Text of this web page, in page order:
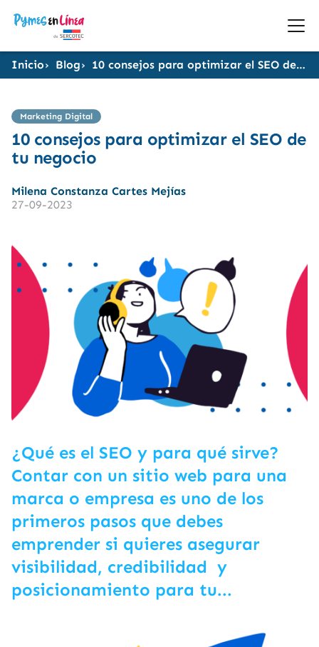
Inicio Blog 10 consejos para optimizar el SEO de tu negocio
Marketing Digital
10 consejos para optimizar el SEO de
tu negocio
Milena Constanza Cartes Mejías
27-09-2023
¿Qué es el SEO y para qué sirve?
Contar con un sitio web para una
marca o empresa es uno de los
primeros pasos que debes
emprender si quieres asegurar
visibilidad, credibilidad y
posicionamiento para tu...